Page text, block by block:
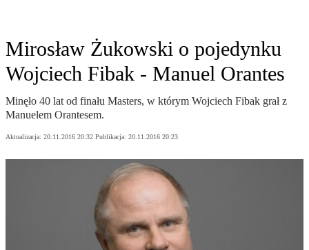
Mirosław Żukowski o pojedynku
Wojciech Fibak - Manuel Orantes
Minęło 40 lat od finału Masters, w którym Wojciech Fibak grał z
Manuelem Orantesem.
Aktualizacja: 20.11.2016 20:32 Publikacja: 20.11.2016 20:23